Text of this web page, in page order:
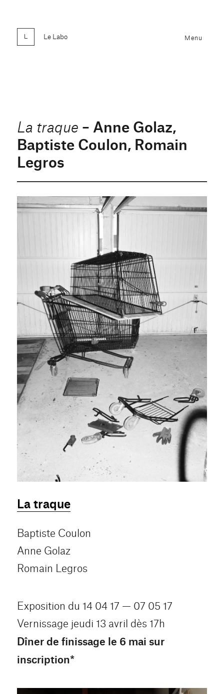
Le Labo Menu
La traque – Anne Golaz,
Baptiste Coulon, Romain
Legros
La traque
Baptiste Coulon
Anne Golaz
Romain Legros
Exposition du 14 04 17 — 07 05 17
Vernissage jeudi 13 avril dès 17h
Dîner de finissage le 6 mai sur
inscription*